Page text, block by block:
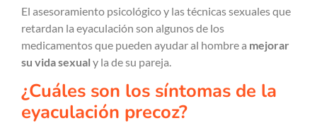
El asesoramiento psicológico y las técnicas sexuales que
retardan la eyaculación son algunos de los
medicamentos que pueden ayudar al hombre a mejorar
su vida sexual y la de su pareja.
¿Cuáles son los síntomas de la
eyaculación precoz?